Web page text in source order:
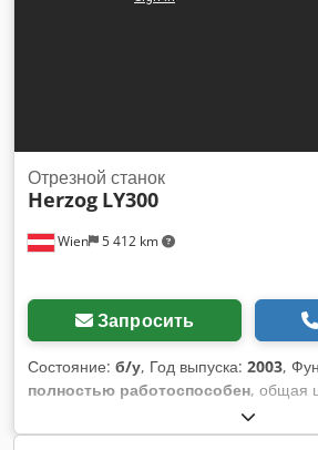
Wien 5 412 km
Отрезной станок
Herzog LY300
Запросить
Состояние: б/у, Год выпуска: 2003,
полностью работоспособен, общая
, общая высота:
тока:Кондиционер, максимальный